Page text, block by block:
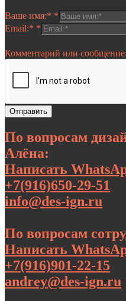
Ваше имя:* *
Email:* *
Комментарий или сообщение:
Отправить
По вопросам
Алёна:
Написать
+7(916)650-29-51
info@des-ign.ru
По вопросам
Написать
+7(916)901-22-15
andrey@des-ign.ru